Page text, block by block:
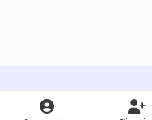
Light ModeDark ModeSystem Preference